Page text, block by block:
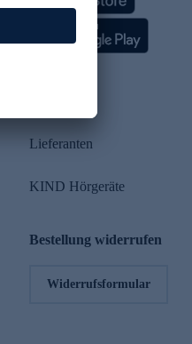
Lieferanten
KIND Hörgeräte
Bestellung widerrufen
Widerrufsformular